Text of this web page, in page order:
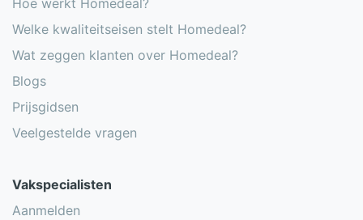
Hoe werkt Homedeal?
Welke kwaliteitseisen stelt Homedeal?
Wat zeggen klanten over Homedeal?
Blogs
Prijsgidsen
Veelgestelde vragen
Vakspecialisten
Aanmelden